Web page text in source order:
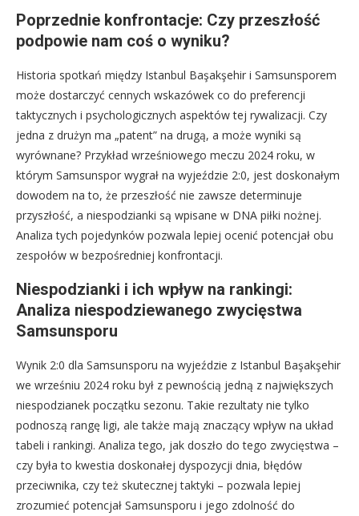
Poprzednie konfrontacje: Czy przeszłość
podpowie nam coś o wyniku?
Historia spotkań między Istanbul Başakşehir i Samsunsporem
może dostarczyć cennych wskazówek co do preferencji
taktycznych i psychologicznych aspektów tej rywalizacji. Czy
jedna z drużyn ma „patent” na drugą, a może wyniki są
wyrównane? Przykład wrześniowego meczu 2024 roku, w
którym Samsunspor wygrał na wyjeździe 2:0, jest doskonałym
dowodem na to, że przeszłość nie zawsze determinuje
przyszłość, a niespodzianki są wpisane w DNA piłki nożnej.
Analiza tych pojedynków pozwala lepiej ocenić potencjał obu
zespołów w bezpośredniej konfrontacji.
Niespodzianki i ich wpływ na rankingi:
Analiza niespodziewanego zwycięstwa
Samsunsporu
Wynik 2:0 dla Samsunsporu na wyjeździe z Istanbul Başakşehir
we wrześniu 2024 roku był z pewnością jedną z największych
niespodzianek początku sezonu. Takie rezultaty nie tylko
podnoszą rangę ligi, ale także mają znaczący wpływ na układ
tabeli i rankingi. Analiza tego, jak doszło do tego zwycięstwa –
czy była to kwestia doskonałej dyspozycji dnia, błędów
przeciwnika, czy też skutecznej taktyki – pozwala lepiej
zrozumieć potencjał Samsunsporu i jego zdolność do